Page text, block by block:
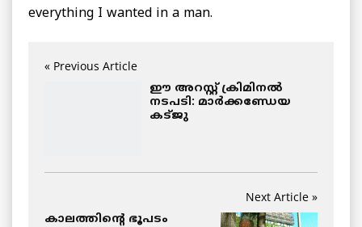
everything I wanted in a man.
« Previous Article
ഈ അറസ്റ്റ് ക്രിമിനല്‍
നടപടി: മാര്‍ക്കണ്ഡേയ
കട്ജു
Next Article »
കാലത്തിന്റെ ഭൂപടം